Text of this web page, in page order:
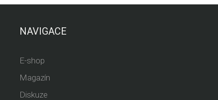
NAVIGACE
E-shop
Magazín
Diskuze